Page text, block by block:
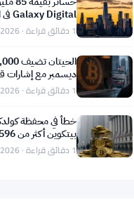
دعوات ترامب لمجلس
على المحك
1 دقائق قراءة · Aug 6, 2026
المستقرة مع1 دقائق قراءة · Aug 6, 2026
خسائر